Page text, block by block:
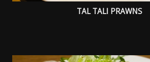
TAL TALI PRAWNS